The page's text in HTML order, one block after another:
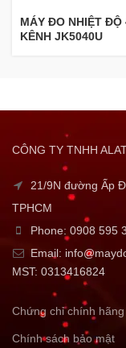
MÁY ĐO NHIỆT ĐỘ
KÊNH JK5040U
CÔNG TY TNHH
21/9N đường Ấp
TPHCM
Phone: 0908 595
Email:
MST: 0313416824
Chứng chỉ chính hãng
Chính sách bảo mật